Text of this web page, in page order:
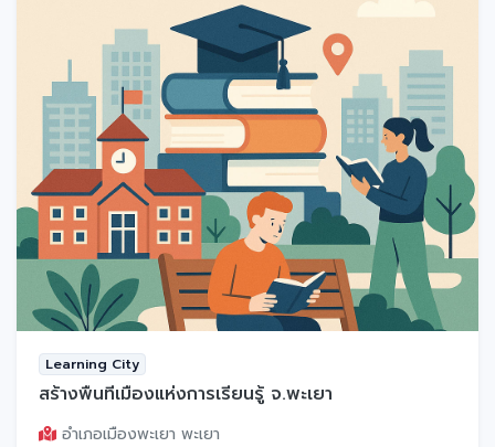
Learning City
สร้างพื้นที่เมืองแห่งการเรียนรู้ จ.พะเยา
อำเภอเมืองพะเยา พะเยา